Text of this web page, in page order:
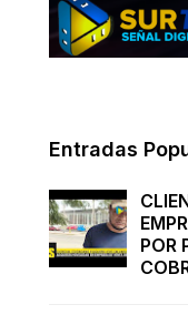
Entradas
POR